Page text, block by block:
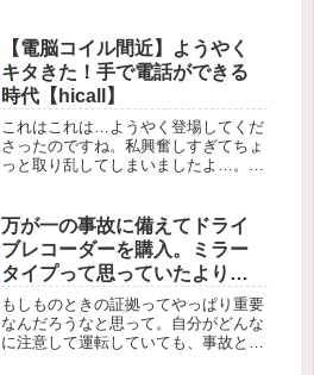
ることで、大事なモノの紛失を未然に
防ぐことを目的としたサービスです...
【電脳コイル間近】ようやく
キタきた！手で電話ができる
時代【hicall】
これはこれは…ようやく登場してくだ
さったのですね。私興奮しすぎてちょ
っと取り乱してしまいましたよ…。ち
てたあの夢の手袋がAmazonにありま
したぞ！
万が一の事故に備えてドライ
ブレコーダーを購入。ミラー
タイプって思っていたより便
利だった件
もしものときの証拠ってやっぱり重要
なんだろうなと思って。自分がどんな
に注意して運転していても、事故とい